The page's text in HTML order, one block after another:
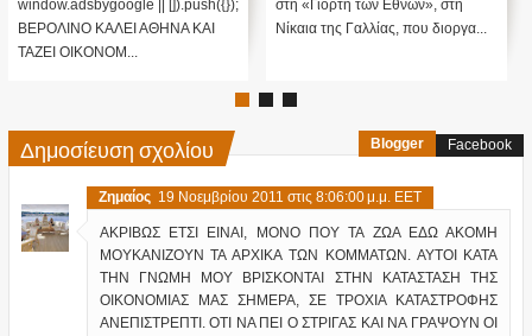
window.adsbygoogle || []).push({});
ΒΕΡΟΛΙΝΟ ΚΑΛΕΙ ΑΘΗΝΑ ΚΑΙ
ΤΑΖΕΙ ΟΙΚΟΝΟΜ...
στη «Γιορτή των Εθνών», στη
Νίκαια της Γαλλίας, που διοργα...
Δημοσίευση σχολίου Blogger Facebook
Ζημαίος 19 Νοεμβρίου 2011 στις 8:06:00 μ.μ. EET
ΑΚΡΙΒΩΣ ΕΤΣΙ ΕΙΝΑΙ, ΜΟΝΟ ΠΟΥ ΤΑ ΖΩΑ ΕΔΩ ΑΚΟΜΗ
ΜΟΥΚΑΝΙΖΟΥΝ ΤΑ ΑΡΧΙΚΑ ΤΩΝ ΚΟΜΜΑΤΩΝ. ΑΥΤΟΙ ΚΑΤΑ
ΤΗΝ ΓΝΩΜΗ ΜΟΥ ΒΡΙΣΚΟΝΤΑΙ ΣΤΗΝ ΚΑΤΑΣΤΑΣΗ ΤΗΣ
ΟΙΚΟΝΟΜΙΑΣ ΜΑΣ ΣΗΜΕΡΑ, ΣΕ ΤΡΟΧΙΑ ΚΑΤΑΣΤΡΟΦΗΣ
ΑΝΕΠΙΣΤΡΕΠΤΙ. ΟΤΙ ΝΑ ΠΕΙ Ο ΣΤΡΙΓΑΣ ΚΑΙ ΝΑ ΓΡΑΨΟΥΝ ΟΙ